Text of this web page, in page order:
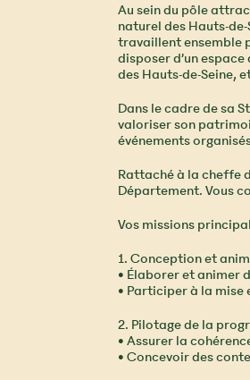
Au sein du pôle
naturel des Hauts-
travaillent ensemble
disposer d’un
des Hauts-de-Seine,
Dans le cadre de sa
valoriser son
événements
Rattaché à la cheffe
Département. Vous
Vos missions
1. Conception et
• Élaborer et animer
• Participer à la
2. Pilotage de la
• Assurer la
• Concevoir des